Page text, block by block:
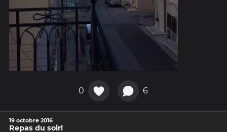
0 6
19 octobre 2016
Repas du soir!